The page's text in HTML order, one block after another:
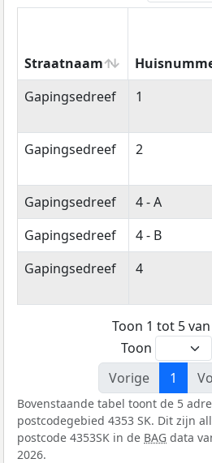
Straatnaam
Straatnaam
Huisnummer
Gapingsedreef 1
Gapingsedreef 2
Gapingsedreef 4 - A
Gapingsedreef
4 - B
Gapingsedreef
4
Toon 1 tot 5
Toon
Vorige
1
Bovenstaande tabel toont de 5
postcodegebied 4353 SK. Dit zijn
postcode 4353SK in de BAG data
2026.